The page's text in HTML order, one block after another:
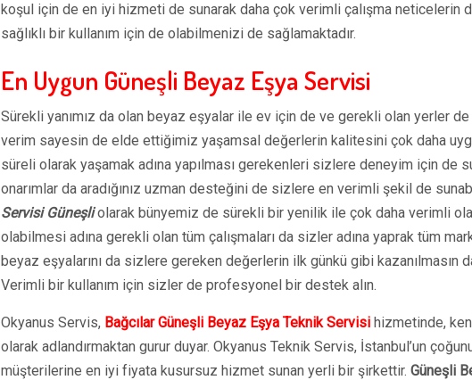
koşul için de en iyi hizmeti de sunarak daha çok verimli çalışma neticelerin
sağlıklı bir kullanım için de olabilmenizi de sağlamaktadır.
En Uygun Güneşli Beyaz Eşya Servisi
Sürekli yanımız da olan beyaz eşyalar ile ev için de ve gerekli olan yerler
verim sayesin de elde ettiğimiz yaşamsal değerlerin kalitesini çok daha
süreli olarak yaşamak adına yapılması gerekenleri sizlere deneyim için de
onarımlar da aradığınız uzman desteğini de sizlere en verimli şekil de
Servisi Güneşliolarak bünyemiz de sürekli bir yenilik ile çok daha verimli
olabilmesi adına gerekli olan tüm çalışmaları da sizler adına yaprak tüm
beyaz eşyalarını da sizlere gereken değerlerin ilk günkü gibi kazanılmasın
Verimli bir kullanım için sizler de profesyonel bir destek alın.
Okyanus Servis, Bağcılar Güneşli Beyaz Eşya Teknik Servisi hizmetinde,
olarak adlandırmaktan gurur duyar. Okyanus Teknik Servis, İstanbul’un
müşterilerine en iyi fiyata kusursuz hizmet sunan yerli bir şirkettir. Güneşli